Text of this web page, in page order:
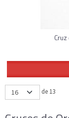
de 13